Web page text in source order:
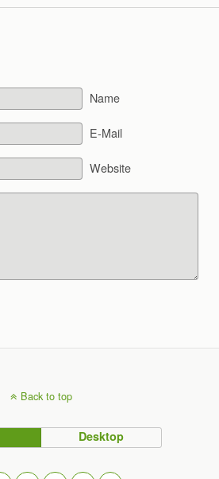
Name
E-Mail
Website
Back to top
Desktop